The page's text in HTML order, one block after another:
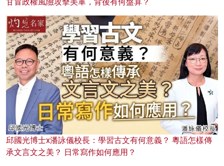
邱國光博士x潘詠儀校長：學習古文有何意義？ 粵語怎樣傳
承文言文之美？ 日常寫作如何應用？